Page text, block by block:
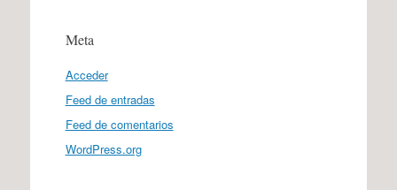
Meta
Acceder
Feed de entradas
Feed de comentarios
WordPress.org